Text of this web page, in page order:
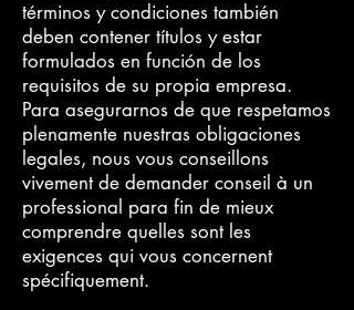
términos y condiciones también
deben contener títulos y estar
formulados en función de los
requisitos de su propia empresa.
Para asegurarnos de que respetamos
plenamente nuestras obligaciones
legales, nous vous conseillons
vivement de demander conseil à un
professional para fin de mieux
comprendre quelles sont les
exigences qui vous concernent
spécifiquement.